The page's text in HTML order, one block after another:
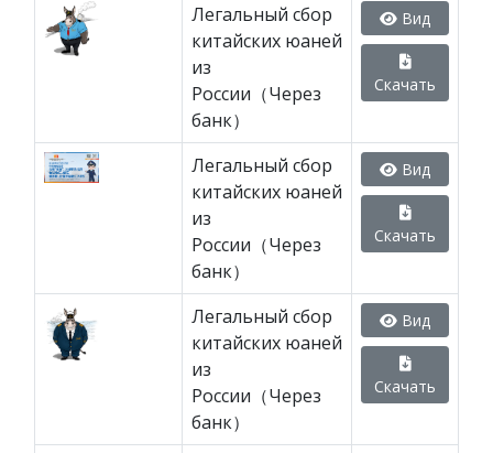
Легальный сбор
китайских юаней
из
России（Через
банк）
Вид
Скачать
Легальный сбор
китайских юаней
из
России（Через
банк）
Вид
Скачать
Легальный сбор
китайских юаней
из
России（Через
банк）
Вид
Скачать